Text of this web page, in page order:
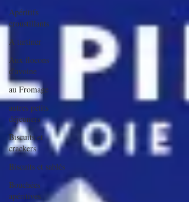
Apéritifs
croustillants
A tartiner
Aux flocons
d'avoine
au Fromage
autres petits
déjeuners
Biscuits et
crackers
Biscuits et sablés
Bouchées
apéritives